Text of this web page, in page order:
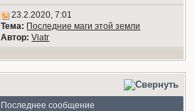
23.2.2020, 7:01
Тема: Последние маги этой земли
Автор: Viatr
Последнее сообщение